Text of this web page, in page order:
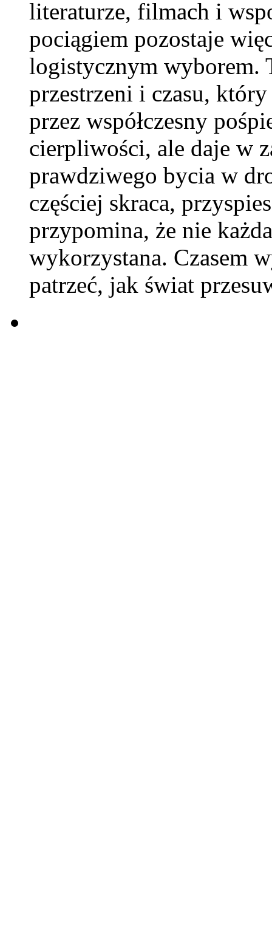
literaturze, filmach i
pociągiem pozostaje
logistycznym wyborem.
przestrzeni i czasu,
przez współczesny
cierpliwości, ale daje w
prawdziwego bycia w
częściej skraca,
przypomina, że nie
wykorzystana. Czasem
patrzeć, jak świat